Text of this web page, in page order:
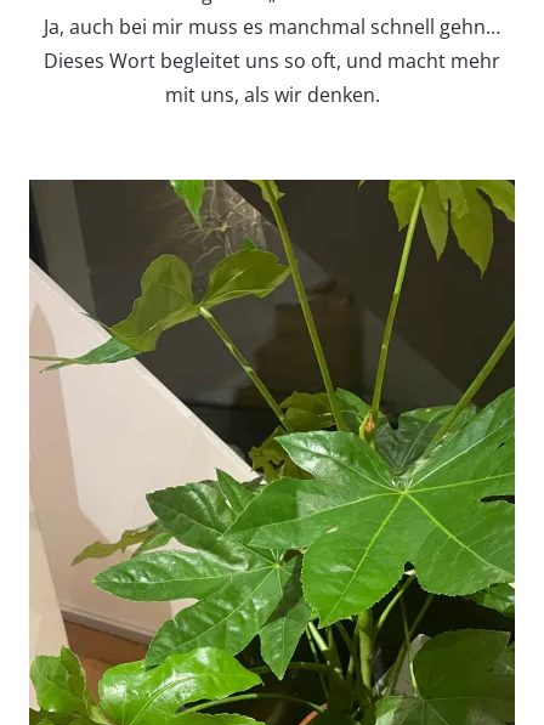
Ja, auch bei mir muss es manchmal schnell gehn…
Dieses Wort begleitet uns so oft, und macht mehr
mit uns, als wir denken.